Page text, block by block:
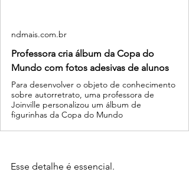
ndmais.com.br
Professora cria álbum da Copa do
Mundo com fotos adesivas de alunos
Para desenvolver o objeto de conhecimento
sobre autorretrato, uma professora de
Joinville personalizou um álbum de
figurinhas da Copa do Mundo
Esse detalhe é essencial.